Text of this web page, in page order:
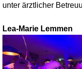
unter ärztlicher
Lea-Marie Lemmen